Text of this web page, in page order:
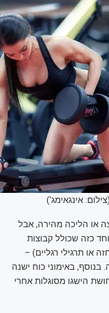
אינגאימג')
או הליכה מהירה, אבל
כזה שכולל קבוצות
או תרגילי רגליים) –
באימוני כוח ישנה
הישגו מסוגלות אחרי